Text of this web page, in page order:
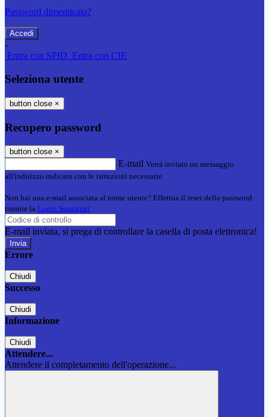
Password dimenticata?
-
Entra con SPID Entra con CIE
Seleziona utente
button close ×
Recupero password
button close ×
E-mail Verrà inviato un messaggio
all'indirizzo indicato con le istruzioni necessarie.
Non hai una e-mail associata al nome utente? Effettua il reset della password
tramite la Login Spaggiari
E-mail inviata, si prega di controllare la casella di posta elettronica!
Errore
Chiudi
Successo
Chiudi
Informazione
Chiudi
Attendere...
Attendere il completamento dell'operazione...